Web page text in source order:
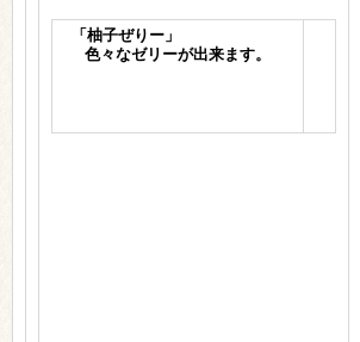
「柚子ぜりー」
色々なゼリーが出来ます。